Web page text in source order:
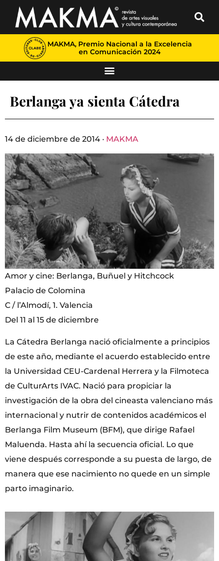
MAKMA, Premio Nacional a la Excelencia
en Comunicación 2024
Berlanga ya sienta Cátedra
14 de diciembre de 2014 · MAKMA
Amor y cine: Berlanga, Buñuel y Hitchcock
Palacio de Colomina
C / l’Almodí, 1. Valencia
Del 11 al 15 de diciembre
La Cátedra Berlanga nació oficialmente a principios
de este año, mediante el acuerdo establecido entre
la Universidad CEU-Cardenal Herrera y la Filmoteca
de CulturArts IVAC. Nació para propiciar la
investigación de la obra del cineasta valenciano más
internacional y nutrir de contenidos académicos el
Berlanga Film Museum (BFM), que dirige Rafael
Maluenda. Hasta ahí la secuencia oficial. Lo que
viene después corresponde a su puesta de largo, de
manera que ese nacimiento no quede en un simple
parto imaginario.